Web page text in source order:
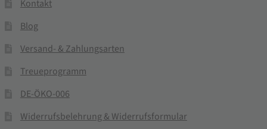
Kontakt
Blog
Versand- & Zahlungsarten
Treueprogramm
DE-ÖKO-006
Widerrufsbelehrung & Widerrufsformular